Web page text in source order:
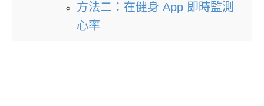
方法二：在健身 App 即時監測
心率